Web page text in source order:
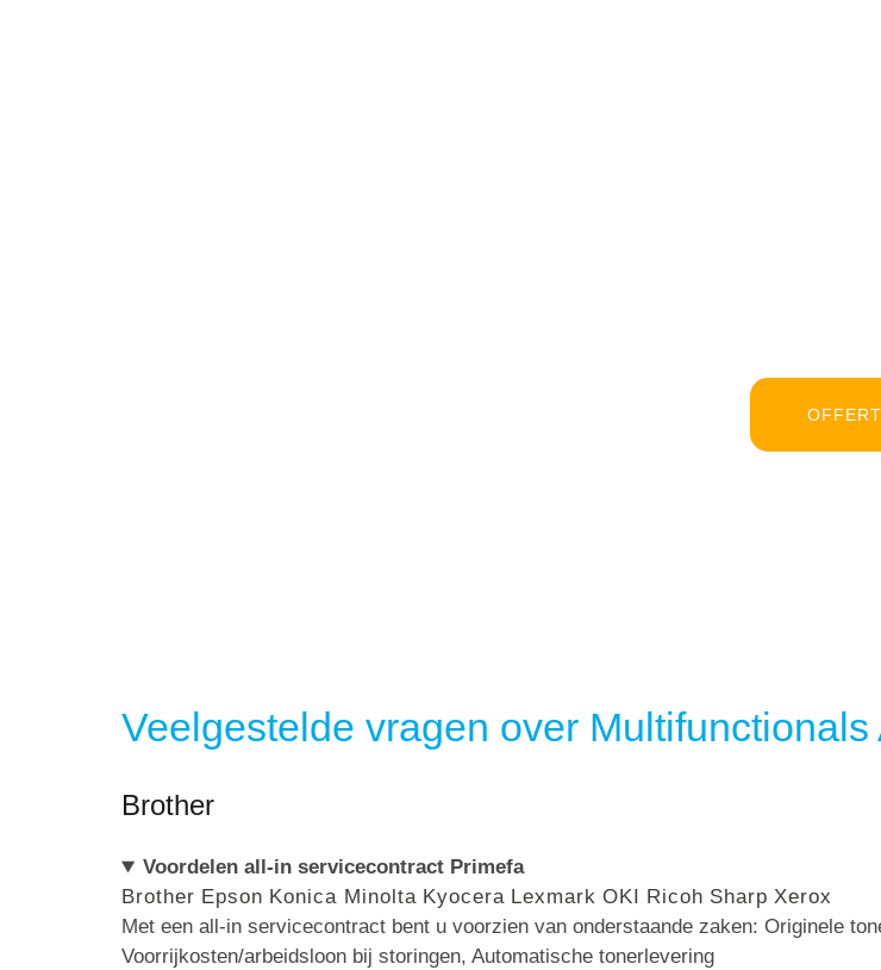
Veelgestelde vragen over Multifunctionals
Brother
Voordelen all-in servicecontract Primefa
Brother Epson Konica Minolta Kyocera Lexmark OKI Ricoh Sharp Xerox
Met een all-in servicecontract bent u voorzien van onderstaande zaken: Originele
Voorrijkosten/arbeidsloon bij storingen, Automatische tonerlevering